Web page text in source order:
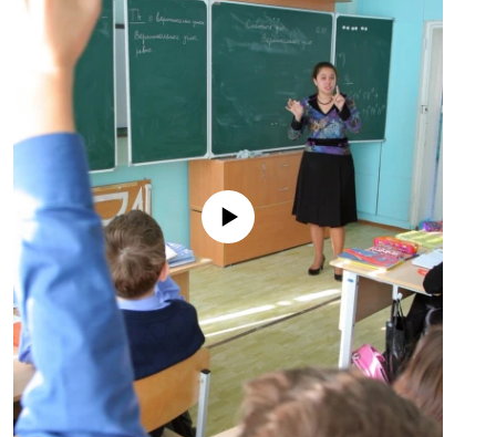
No media source currently available